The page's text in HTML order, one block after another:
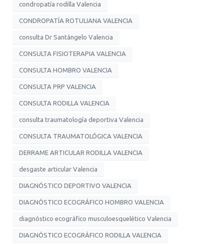
condropatía rodilla Valencia
CONDROPATÍA ROTULIANA VALENCIA
consulta Dr Santángelo Valencia
CONSULTA FISIOTERAPIA VALENCIA
CONSULTA HOMBRO VALENCIA
CONSULTA PRP VALENCIA
CONSULTA RODILLA VALENCIA
consulta traumatología deportiva Valencia
CONSULTA TRAUMATOLÓGICA VALENCIA
DERRAME ARTICULAR RODILLA VALENCIA
desgaste articular Valencia
DIAGNÓSTICO DEPORTIVO VALENCIA
DIAGNÓSTICO ECOGRÁFICO HOMBRO VALENCIA
diagnóstico ecográfico musculoesquelético Valencia
DIAGNÓSTICO ECOGRÁFICO RODILLA VALENCIA